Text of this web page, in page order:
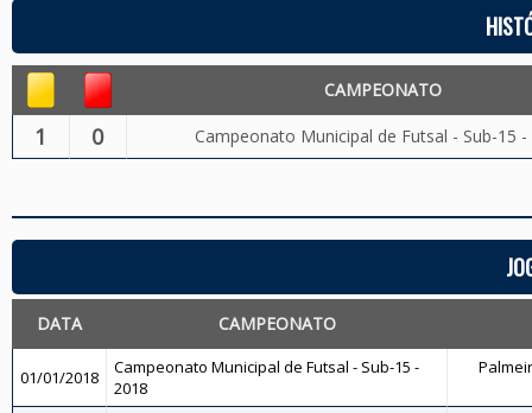
CAMPEONATO
1 0 Campeonato Municipal de Futsal - Sub-15 -
DATA CAMPEONATO
01/01/2018
Campeonato Municipal de Futsal - Sub-15 -
2018